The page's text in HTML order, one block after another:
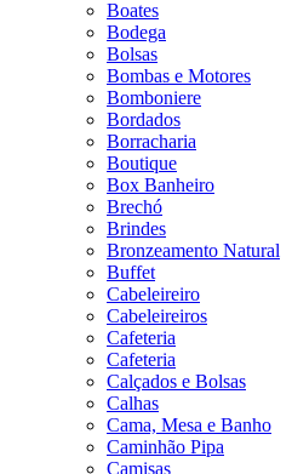
Boates
Bodega
Bolsas
Bombas e Motores
Bomboniere
Bordados
Borracharia
Boutique
Box Banheiro
Brechó
Brindes
Bronzeamento Natural
Buffet
Cabeleireiro
Cabeleireiros
Cafeteria
Cafeteria
Calçados e Bolsas
Calhas
Cama, Mesa e Banho
Caminhão Pipa
Camisas